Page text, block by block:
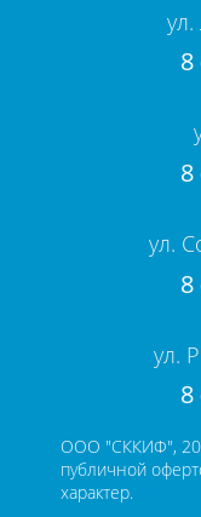
8
8
ул.
8
ул.
8
ООО "СККИФ",
публичной
характер.